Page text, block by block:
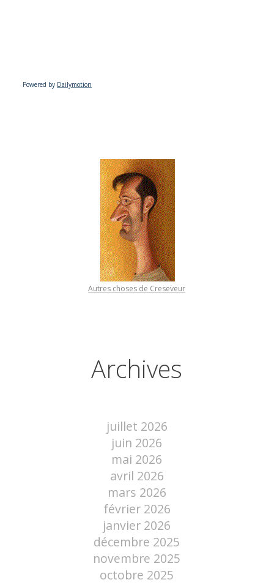
Powered by Dailymotion
Autres choses de Creseveur
Archives
juillet 2026
juin 2026
mai 2026
avril 2026
mars 2026
février 2026
janvier 2026
décembre 2025
novembre 2025
octobre 2025